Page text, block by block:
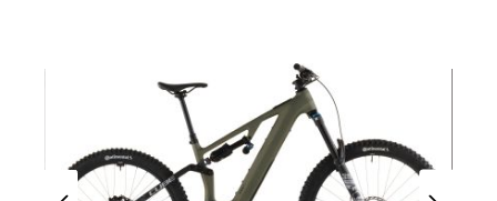
Bildergalerie überspringen